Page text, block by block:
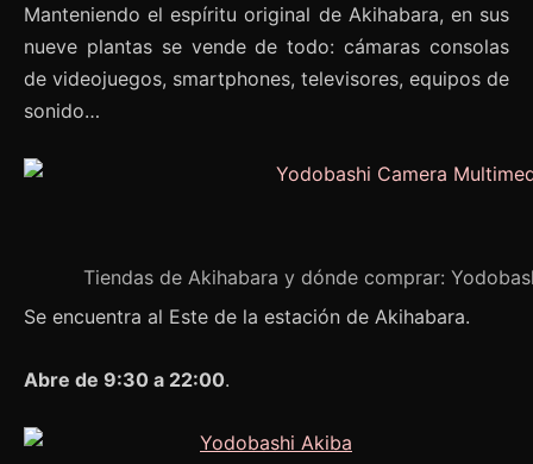
Manteniendo el espíritu original de Akihabara, en sus
nueve plantas se vende de todo: cámaras consolas
de videojuegos, smartphones, televisores, equipos de
sonido…
Tiendas de Akihabara y dónde comprar:
Se encuentra al Este de la estación de Akihabara.
Abre de 9:30 a 22:00.